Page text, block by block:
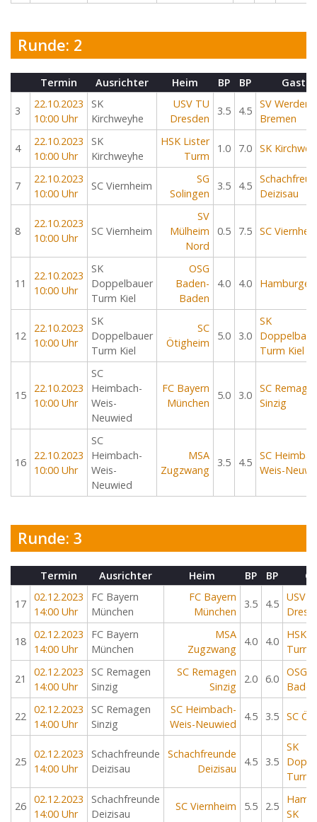
Runde: 2
Termin Ausrichter Heim BP BP Gast
3
22.10.2023
10:00 Uhr
SK
Kirchweyhe
USV TU
Dresden
3.5 4.5
SV Werder
Bremen
4
22.10.2023
10:00 Uhr
SK
Kirchweyhe
HSK Lister
Turm
1.0 7.0 SK
7
22.10.2023
10:00 Uhr
SC Viernheim
SG
Solingen
3.5 4.5
Deizisau
8
22.10.2023
10:00 Uhr
SC Viernheim
SV
Mülheim
Nord
0.5 7.5 SC
11
22.10.2023
10:00 Uhr
SK
Doppelbauer
Turm Kiel
OSG
Baden-
Baden
4.0 4.0 Hamburger
12
22.10.2023
10:00 Uhr
SK
Doppelbauer
Turm Kiel
SC
Ötigheim
5.0 3.0
SK
Turm Kiel
15
22.10.2023
10:00 Uhr
SC
Heimbach-
Weis-
Neuwied
FC Bayern
München
5.0 3.0
SC
Sinzig
16
22.10.2023
10:00 Uhr
SC
Heimbach-
Weis-
Neuwied
MSA
Zugzwang
3.5 4.5
SC
Weis-
Runde: 3
Termin Ausrichter Heim BP BP
17
02.12.2023
14:00 Uhr
FC Bayern
München
FC Bayern
München
3.5 4.5
USV
18
02.12.2023
14:00 Uhr
FC Bayern
München
MSA
Zugzwang
4.0 4.0
HSK
Turm
21
02.12.2023
14:00 Uhr
SC Remagen
Sinzig
SC Remagen
Sinzig
2.0 6.0
OSG
Baden
22
02.12.2023
14:00 Uhr
SC Remagen
Sinzig
SC Heimbach-
Weis-Neuwied
4.5 3.5 SC
25
02.12.2023
14:00 Uhr
Schachfreunde
Deizisau
Schachfreunde
Deizisau
4.5 3.5
SK
Turm
26
02.12.2023
14:00 Uhr
Schachfreunde
Deizisau
SC Viernheim 5.5 2.5
SK